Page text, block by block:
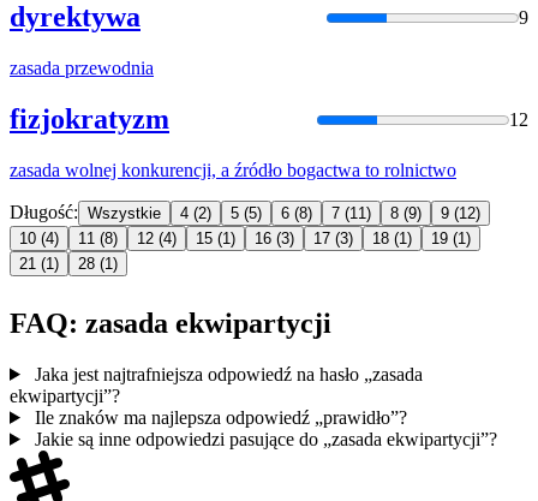
dyrektywa 9
zasada przewodnia
fizjokratyzm 12
zasada wolnej konkurencji, a źródło bogactwa to rolnictwo
Długość: Wszystkie 4 (2) 5 (5) 6 (8) 7 (11) 8 (9) 9 (12)
10 (4) 11 (8) 12 (4) 15 (1) 16 (3) 17 (3) 18 (1) 19 (1)
21 (1) 28 (1)
FAQ: zasada ekwipartycji
Jaka jest najtrafniejsza odpowiedź na hasło „zasada
ekwipartycji”?
Ile znaków ma najlepsza odpowiedź „prawidło”?
Jakie są inne odpowiedzi pasujące do „zasada ekwipartycji”?